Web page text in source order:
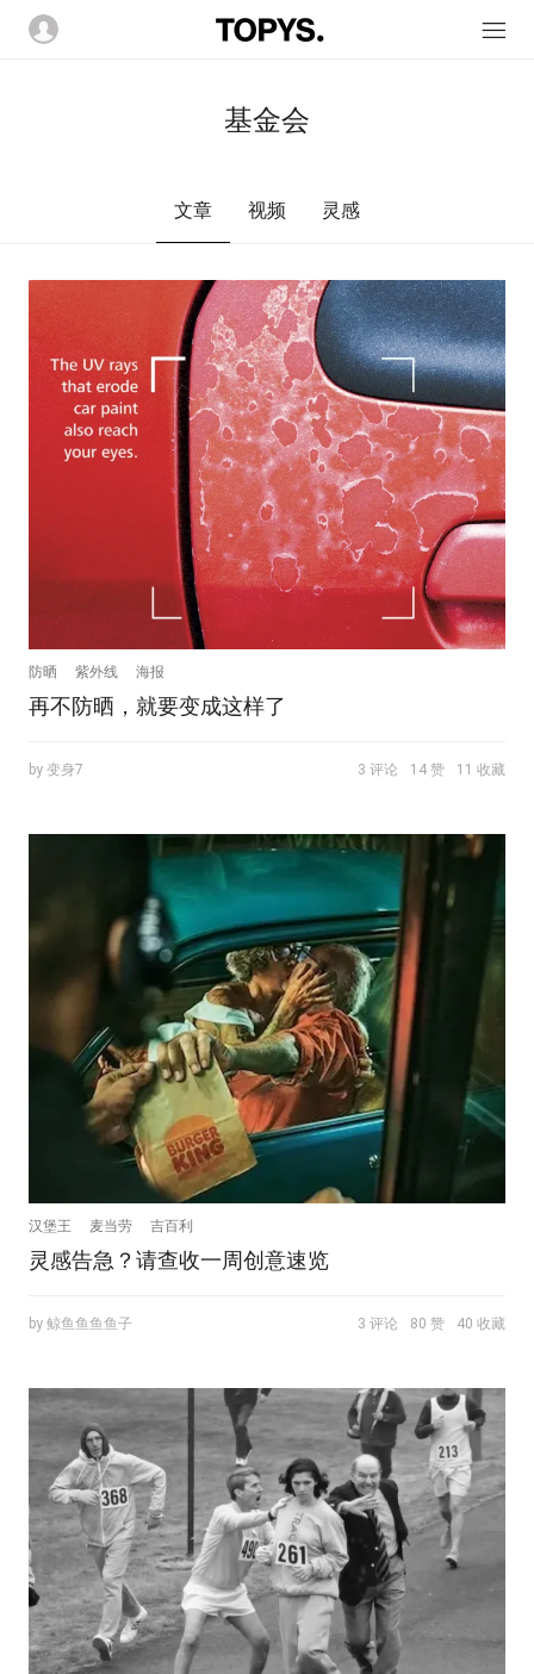
基金会
文章 视频 灵感
防晒 紫外线 海报
再不防晒，就要变成这样了
by 变身7 3 评论 14 赞 11 收藏
汉堡王 麦当劳 吉百利
灵感告急？请查收一周创意速览
by 鲸鱼鱼鱼鱼子 3 评论 80 赞 40 收藏